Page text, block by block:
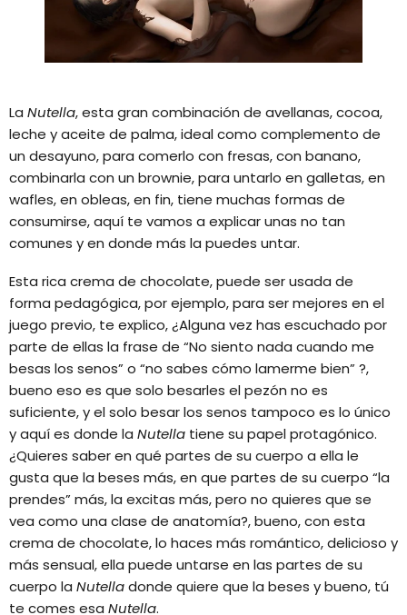
La Nutella, esta gran combinación de avellanas, cocoa,
leche y aceite de palma, ideal como complemento de
un desayuno, para comerlo con fresas, con banano,
combinarla con un brownie, para untarlo en galletas, en
wafles, en obleas, en fin, tiene muchas formas de
consumirse, aquí te vamos a explicar unas no tan
comunes y en donde más la puedes untar.
Esta rica crema de chocolate, puede ser usada de
forma pedagógica, por ejemplo, para ser mejores en el
juego previo, te explico, ¿Alguna vez has escuchado por
parte de ellas la frase de “No siento nada cuando me
besas los senos” o “no sabes cómo lamerme bien” ?,
bueno eso es que solo besarles el pezón no es
suficiente, y el solo besar los senos tampoco es lo único
y aquí es donde la Nutella tiene su papel protagónico.
¿Quieres saber en qué partes de su cuerpo a ella le
gusta que la beses más, en que partes de su cuerpo “la
prendes” más, la excitas más, pero no quieres que se
vea como una clase de anatomía?, bueno, con esta
crema de chocolate, lo haces más romántico, delicioso y
más sensual, ella puede untarse en las partes de su
cuerpo la Nutelladonde quiere que la beses y bueno, tú
te comes esa Nutella.